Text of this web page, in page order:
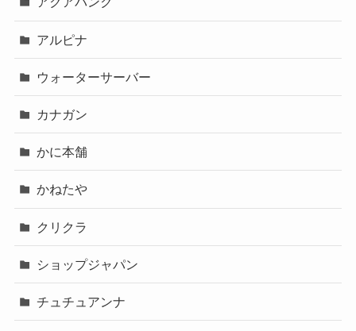
アルピナ
ウォーターサーバー
カナガン
かに本舗
かねたや
クリクラ
ショップジャパン
チュチュアンナ